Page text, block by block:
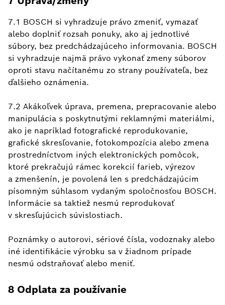
7.1 BOSCH si vyhradzuje právo zmeniť, vymazať
alebo doplniť rozsah ponuky, ako aj jednotlivé
súbory, bez predchádzajúceho informovania. BOSCH
si vyhradzuje najmä právo vykonať zmeny súborov
oproti stavu načítanému zo strany používateľa, bez
ďalšieho oznámenia.
7.2 Akákoľvek úprava, premena, prepracovanie alebo
manipulácia s poskytnutými reklamnými materiálmi,
ako je napríklad fotografické reprodukovanie,
grafické skresľovanie, fotokompozícia alebo zmena
prostredníctvom iných elektronických pomôcok,
ktoré prekračujú rámec korekcií farieb, výrezov
a zmenšenín, je povolená len s predchádzajúcim
písomným súhlasom vydaným spoločnosťou BOSCH.
Informácie sa taktiež nesmú reprodukovať
v skresľujúcich súvislostiach.
Poznámky o autorovi, sériové čísla, vodoznaky alebo
iné identifikácie výrobku sa v žiadnom prípade
nesmú odstraňovať alebo meniť.
8 Odplata za používanie